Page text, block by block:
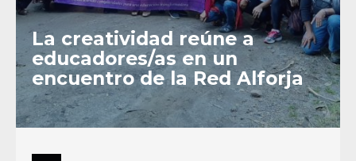
La creatividad reúne a
educadores/as en un
encuentro de la Red Alforja